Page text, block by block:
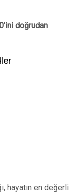
doğrudan
hayatın en değerli